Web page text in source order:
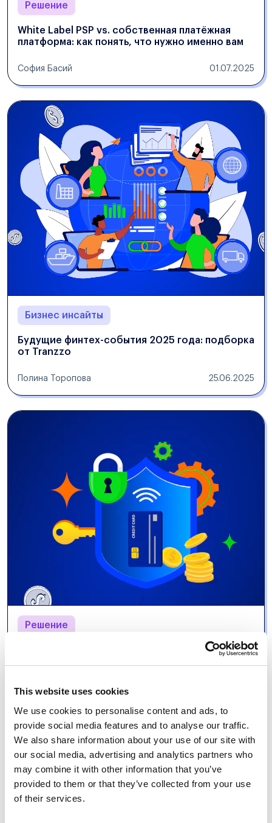
This website uses cookies
We use cookies to personalise content and ads, to
provide social media features and to analyse our traffic.
We also share information about your use of our site with
our social media, advertising and analytics partners who
may combine it with other information that you’ve
provided to them or that they’ve collected from your use
of their services.
Решение
White Label PSP vs. собственная платёжная
платформа: как понять, что нужно именно вам
София Басий 01.07.2025
Бизнес инсайты
Будущие финтех-события 2025 года: подборка
от Tranzzo
Полина Торопова 25.06.2025
Решение
Что такое 3D Secure и почему он важен для
София Басий